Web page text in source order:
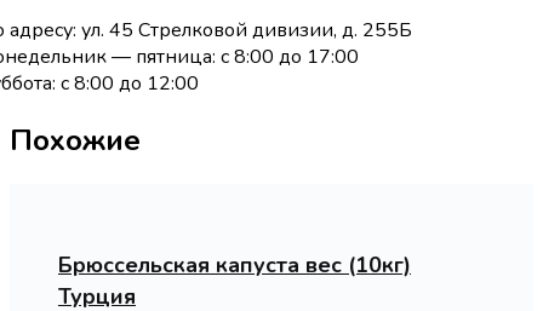
адресу: ул. 45 Стрелковой дивизии, д. 255Б
— пятница: с 8:00 до 17:00
с 8:00 до 12:00
Похожие
Брюссельская капуста вес (10кг)
Турция